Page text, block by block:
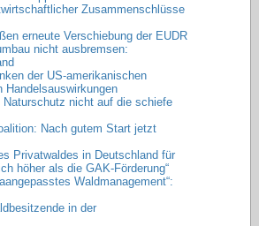
Zusammenschlüsse
erneute Verschiebung der EUDR
nicht ausbremsen:
der US-amerikanischen
Handelsauswirkungen
nicht auf die schiefe
Nach gutem Start jetzt
Privatwaldes in Deutschland für
höher als die GAK-Förderung“
Waldmanagement“:
in der